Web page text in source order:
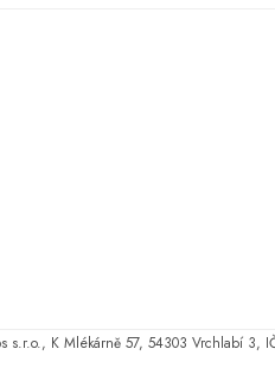
s.r.o., K Mlékárně 57, 54303 Vrchlabí 3,